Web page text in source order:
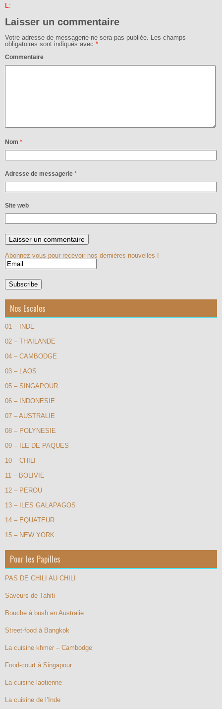
L :
Laisser un commentaire
Votre adresse de messagerie ne sera pas publiée. Les champs
obligatoires sont indiqués avec *
Commentaire
Nom *
Adresse de messagerie *
Site web
Abonnez vous pour recevoir nos dernières nouvelles !
Nos Escales
01 – INDE
02 – THAILANDE
04 – CAMBODGE
03 – LAOS
05 – SINGAPOUR
06 – INDONESIE
07 – AUSTRALIE
08 – POLYNESIE
09 – ILE DE PAQUES
10 – CHILI
11 – BOLIVIE
12 – PEROU
13 – ILES GALAPAGOS
14 – EQUATEUR
15 – NEW YORK
Pour les Papilles
PAS DE CHILI AU CHILI
Saveurs de Tahiti
Bouche à bush en Australie
Street-food à Bangkok
La cuisine khmer – Cambodge
Food-court à Singapour
La cuisine laotienne
La cuisine de l’Inde